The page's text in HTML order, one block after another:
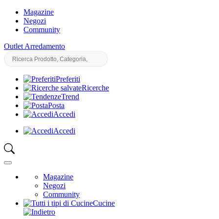
Magazine
Negozi
Community
Outlet Arredamento
Preferiti
Ricerche
Trend
Posta
Accedi
Accedi
Magazine
Negozi
Community
Cucine